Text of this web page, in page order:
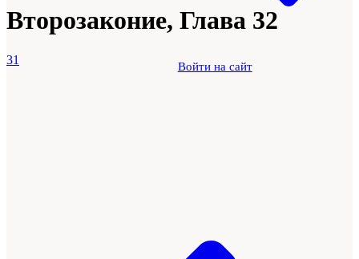
Войти на сайт
Второзаконие, Глава 32
31